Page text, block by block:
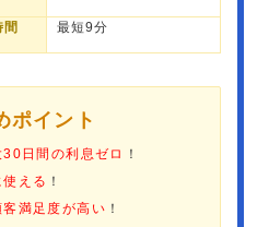
間 最短9分
ポイント
30日間の利息ゼロ
！
える ！
客満足度が高い ！